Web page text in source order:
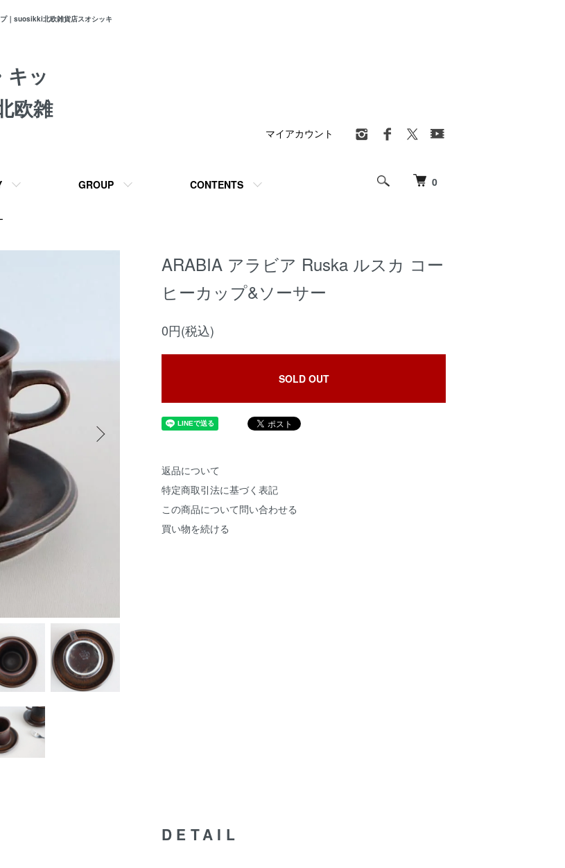
｜suosikki北欧雑貨店スオシッキ
キッ
欧雑
0
GROUP CONTENTS
マイアカウント
ARABIA アラビア Ruska ルスカ コー
ヒーカップ&ソーサー
0円(税込)
SOLD OUT
返品について
特定商取引法に基づく表記
この商品について問い合わせる
買い物を続ける
DETAIL